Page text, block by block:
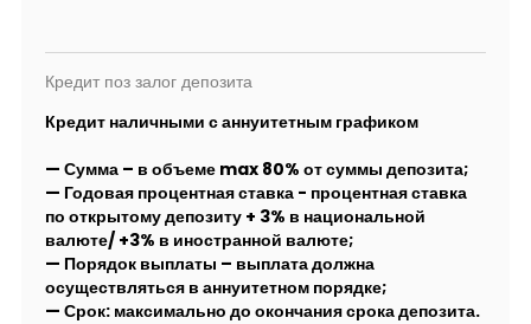
Кредит поз залог депозита
Кредит наличными с аннуитетным графиком
— Сумма – в объеме max 80% от суммы депозита;
— Годовая процентная ставка - процентная ставка
по открытому депозиту + 3% в национальной
валюте/ +3% в иностранной валюте;
— Порядок выплаты – выплата должна
осуществляться в аннуитетном порядке;
— Срок: максимально до окончания срока депозита.